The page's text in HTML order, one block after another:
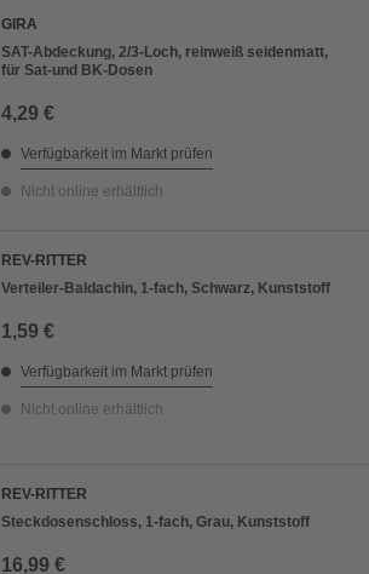
GIRA
SAT-Abdeckung, 2/3-Loch, reinweiß seidenmatt,
für Sat-und BK-Dosen
4,29 €
Verfügbarkeit im Markt prüfen
Nicht online erhältlich
REV-RITTER
Verteiler-Baldachin, 1-fach, Schwarz, Kunststoff
1,59 €
Verfügbarkeit im Markt prüfen
Nicht online erhältlich
REV-RITTER
Steckdosenschloss, 1-fach, Grau, Kunststoff
16,99 €